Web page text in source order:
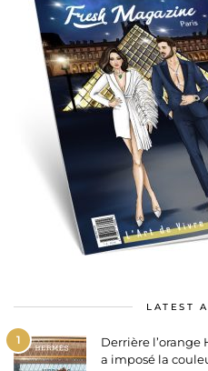
LATEST
1
Derrière
a imposé la